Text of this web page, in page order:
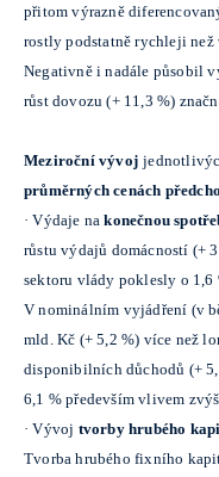
přitom výrazně
rostly podstatně rychleji než
Negativně i nadále působil
růst dovozu (+ 11,3 %)
Meziroční vývoj
průměrných cenách
· Výdaje nakonečnou
růstu výdajů domácností (+
sektoru vlády poklesly o 1,6
V nominálním vyjádření (v
mld. Kč (+ 5,2 %) více než
disponibilních důchodů (+
6,1 % především vlivem
· Vývoj tvorby hrubého
Tvorba hrubého fixního